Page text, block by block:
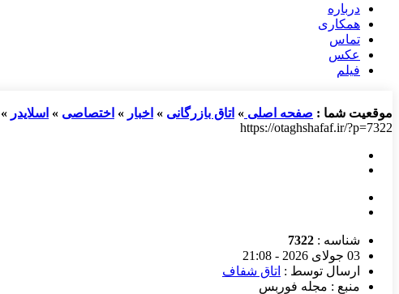
درباره
همکاری
تماس
عکس
فیلم
موقعیت شما : صفحه اصلی » اتاق بازرگانی » اخبار » اختصاصی » اسلایدر »
https://otaghshafaf.ir/?p=7322
شناسه : 7322
03 جولای 2026 - 21:08
ارسال توسط : اتاق شفاف
منبع : مجله فوربس